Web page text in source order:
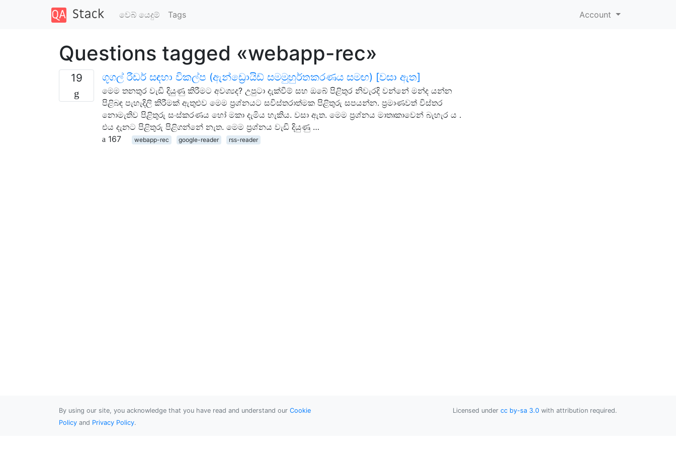
වෙබ් යෙදුම් Tags Account
Questions tagged «webapp-rec»
19 ගූගල් රීඩර් සඳහා විකල්ප (ඇන්ඩ්‍රොයිඩ් සමමුහුර්තකරණය සමඟ) [වසා ඇත]
මෙම තනතුර වැඩි දියුණු කිරීමට අවශ්‍යද? උපුටා දැක්වීම් සහ ඔබේ පිළිතුර නිවැරදි වන්නේ මන්ද යන්න
පිළිබඳ පැහැදිලි කිරීමක් ඇතුළුව මෙම ප්‍රශ්නයට සවිස්තරාත්මක පිළිතුරු සපයන්න. ප්‍රමාණවත් විස්තර
නොමැතිව පිළිතුරු සංස්කරණය හෝ මකා දැමිය හැකිය. වසා ඇත. මෙම ප්‍රශ්නය මාතෘකාවෙන් බැහැර ය .
එය දැනට පිළිතුරු පිළිගන්නේ නැත. මෙම ප්‍රශ්නය වැඩි දියුණු …
167
webapp-rec google-reader rss-reader
By using our site, you acknowledge that you have read and understand our Cookie
Policy and Privacy Policy.
Licensed under cc by-sa 3.0 with attribution required.